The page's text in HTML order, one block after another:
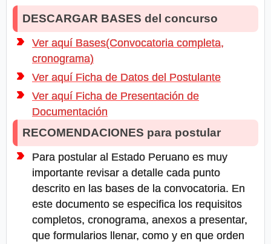
DESCARGAR BASES del concurso
Ver aquí Bases(Convocatoria completa,
cronograma)
Ver aquí Ficha de Datos del Postulante
Ver aquí Ficha de Presentación de
Documentación
RECOMENDACIONES para postular
Para postular al Estado Peruano es muy
importante revisar a detalle cada punto
descrito en las bases de la convocatoria. En
este documento se especifica los requisitos
completos, cronograma, anexos a presentar,
que formularios llenar, como y en que orden